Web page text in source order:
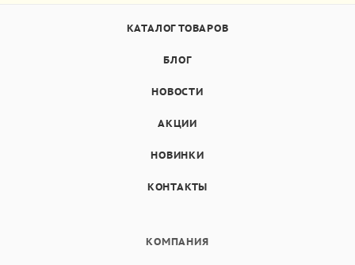
КАТАЛОГ ТОВАРОВ
БЛОГ
НОВОСТИ
АКЦИИ
НОВИНКИ
КОНТАКТЫ
КОМПАНИЯ